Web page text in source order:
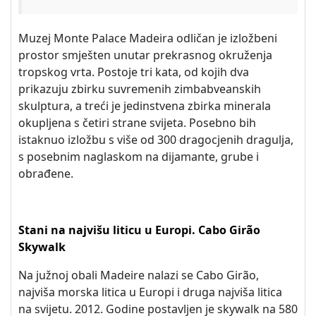
Muzej Monte Palace Madeira odličan je izložbeni
prostor smješten unutar prekrasnog okruženja
tropskog vrta. Postoje tri kata, od kojih dva
prikazuju zbirku suvremenih zimbabveanskih
skulptura, a treći je jedinstvena zbirka minerala
okupljena s četiri strane svijeta. Posebno bih
istaknuo izložbu s više od 300 dragocjenih dragulja,
s posebnim naglaskom na dijamante, grube i
obrađene.
Stani na najvišu liticu u Europi. Cabo Girão
Skywalk
Na južnoj obali Madeire nalazi se Cabo Girão,
najviša morska litica u Europi i druga najviša litica
na svijetu. 2012. Godine postavljen je skywalk na 580